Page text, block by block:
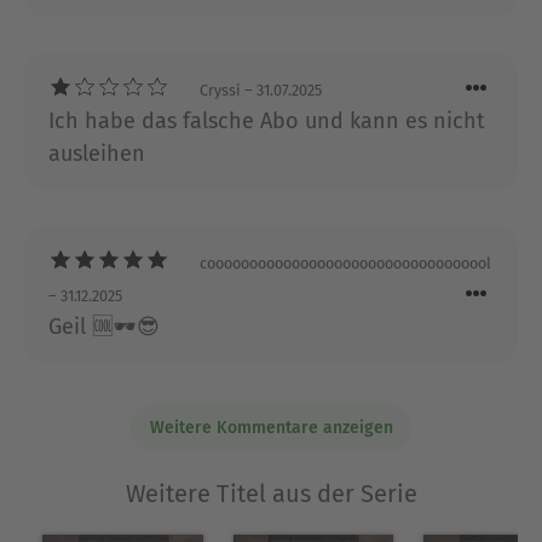
Cryssi – 31.07.2025
Ich habe das falsche Abo und kann es nicht
ausleihen
coooooooooooooooooooooooooooooooool
– 31.12.2025
Geil 🆒🕶️😎
Weitere Kommentare anzeigen
Weitere Titel aus der Serie